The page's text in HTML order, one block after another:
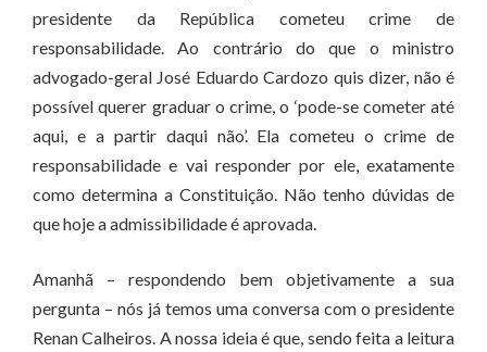
presidente da República cometeu crime de
responsabilidade. Ao contrário do que o ministro
advogado-geral José Eduardo Cardozo quis dizer, não é
possível querer graduar o crime, o ‘pode-se cometer até
aqui, e a partir daqui não’. Ela cometeu o crime de
responsabilidade e vai responder por ele, exatamente
como determina a Constituição. Não tenho dúvidas de
que hoje a admissibilidade é aprovada.
Amanhã – respondendo bem objetivamente a sua
pergunta – nós já temos uma conversa com o presidente
Renan Calheiros. A nossa ideia é que, sendo feita a leitura